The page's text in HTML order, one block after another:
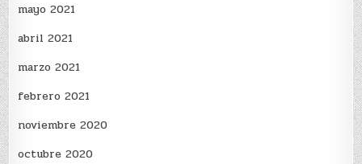
mayo 2021
abril 2021
marzo 2021
febrero 2021
noviembre 2020
octubre 2020